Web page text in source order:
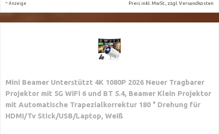
* Anzeige Preis inkl. MwSt., zzgl. Versandkosten
Mini Beamer Unterstützt 4K 1080P 2026 Neuer Tragbarer
Projektor mit 5G WiFi 6 und BT 5.4, Beamer Klein Projektor
mit Automatische Trapezialkorrektur 180 ° Drehung für
HDMI/Tv Stick/USB/Laptop, Weiß